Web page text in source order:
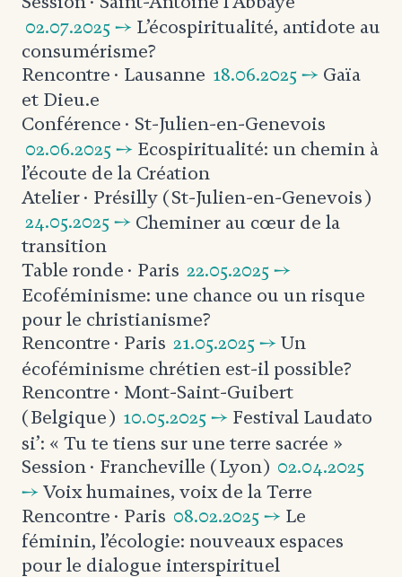
02.07.2025 → L’écospiritualité, antidote au
consumérisme?
Rencontre · Lausanne 18.06.2025 → Gaïa
et Dieu.e
Conférence · St-Julien-en-Genevois
02.06.2025 → Ecospiritualité: un chemin à
l’écoute de la Création
Atelier · Présilly (St-Julien-en-Genevois)
24.05.2025 → Cheminer au cœur de la
transition
Table ronde · Paris 22.05.2025 →
Ecoféminisme: une chance ou un risque
pour le christianisme?
Rencontre · Paris 21.05.2025 → Un
écoféminisme chrétien est-il possible?
Rencontre · Mont-Saint-Guibert
(Belgique) 10.05.2025 → Festival Laudato
si’: « Tu te tiens sur une terre sacrée »
Session · Francheville (Lyon) 02.04.2025
→ Voix humaines, voix de la Terre
Rencontre · Paris 08.02.2025 → Le
féminin, l’écologie: nouveaux espaces
pour le dialogue interspirituel